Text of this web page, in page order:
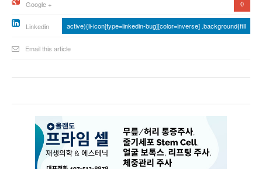
Google + 0
Linkedin active){li-icon[type=linkedin-bug][color=inverse] .background{fill
Email this article